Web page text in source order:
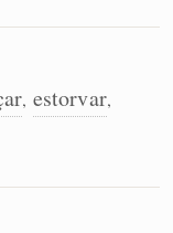
, estorvar,